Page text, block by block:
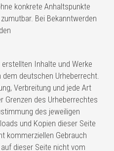
konkrete Anhaltspunkte
Bei Bekanntwerden
Inhalte und Werke
deutschen Urheberrecht.
Verbreitung und jede Art
Grenzen des Urheberrechtes
des jeweiligen
und Kopien dieser Seite
kommerziellen Gebrauch
dieser Seite nicht vom